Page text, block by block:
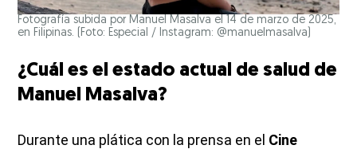
Fotografía subida por Manuel Masalva el 14 de marzo de 2025,
en Filipinas. (Foto: Especial / Instagram: @manuelmasalva)
¿Cuál es el estado actual de salud de
Manuel Masalva?
Durante una plática con la prensa en el Cine